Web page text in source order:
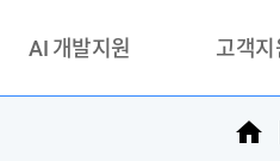
AI 개발지원 고객지
문의하기
홈